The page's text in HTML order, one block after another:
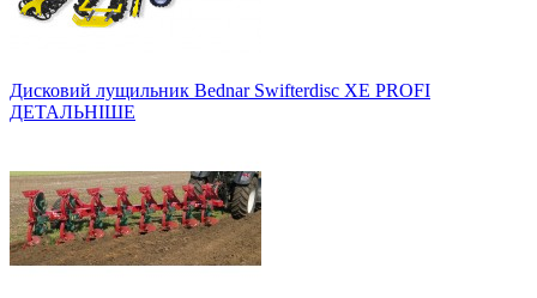
Дисковий лущильник Bednar Swifterdisc XE PROFI
ДЕТАЛЬНІШЕ